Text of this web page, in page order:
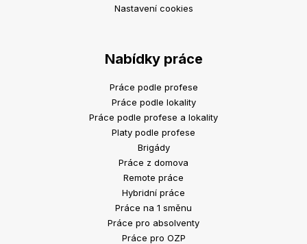
Nastavení cookies
Nabídky práce
Práce podle profese
Práce podle lokality
Práce podle profese a lokality
Platy podle profese
Brigády
Práce z domova
Remote práce
Hybridní práce
Práce na 1 směnu
Práce pro absolventy
Práce pro OZP